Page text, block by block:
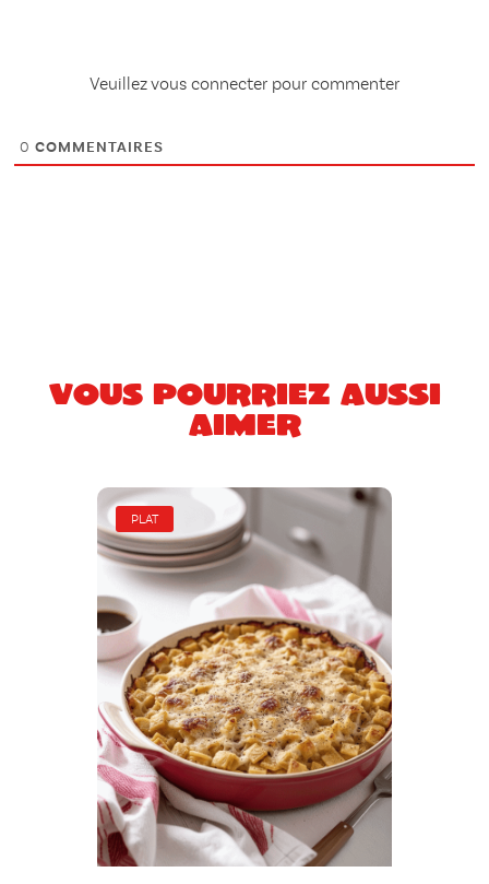
Veuillez vous connecter pour commenter
0 COMMENTAIRES
Vous pourriez aussi
aimer
PLAT